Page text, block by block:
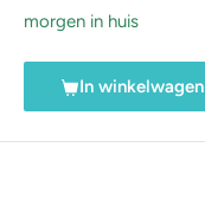
morgen in huis
In winkelwagen